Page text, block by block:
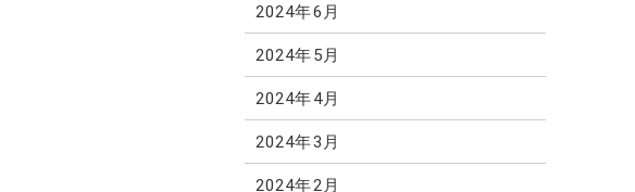
2024年6月
2024年5月
2024年4月
2024年3月
2024年2月